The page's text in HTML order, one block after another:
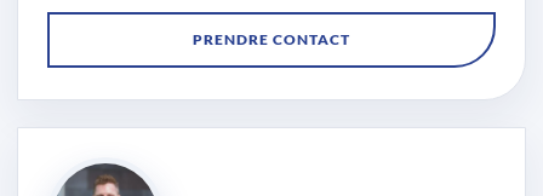
PRENDRE CONTACT
Région
DACH